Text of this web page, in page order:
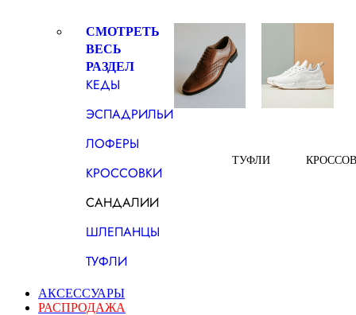
СМОТРЕТЬ
ВЕСЬ
РАЗДЕЛ
КЕДЫ
ЭСПАДРИЛЬИ
ЛОФЕРЫ
КРОССОВКИ
САНДАЛИИ
ШЛЕПАНЦЫ
ТУФЛИ
ТУФЛИ
АКСЕССУАРЫ
РАСПРОДАЖА